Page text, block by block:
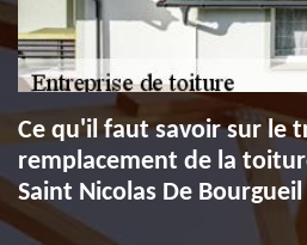
Ce qu'il faut savoir sur le
remplacement de la
Saint Nicolas De Bourgueil